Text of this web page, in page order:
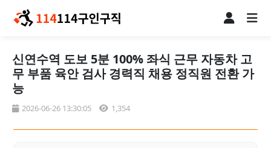
신연수역 도보 5분 100% 좌식 근무 자동차 고
무 부품 육안 검사 경력직 채용 정직원 전환 가
능
2026-06-26 13:30:05 1,354